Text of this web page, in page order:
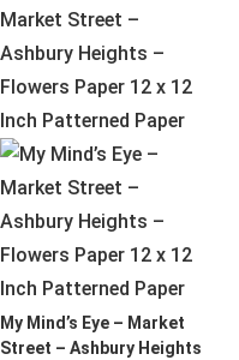
My Mind’s Eye – Market
Street – Ashbury Heights